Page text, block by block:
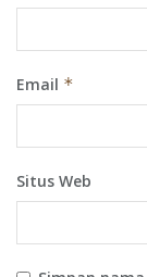
Email *
Situs Web